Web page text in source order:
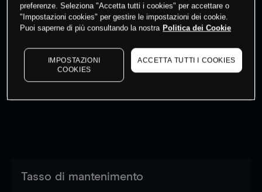
I prezzi sono solo indicativi. Accediper vedere gli ultimi
dati di mercato
to see latest market data
Tasso di mantenimento
preferenze. Seleziona "Accetta tutti i cookies" per accettare o
"Impostazioni cookies" per gestire le impostazioni dei cookie.
Puoi saperne di più consultando la nostra Politica dei Cookie
IMPOSTAZIONI
COOKIES
ACCETTA TUTTI I COOKIES